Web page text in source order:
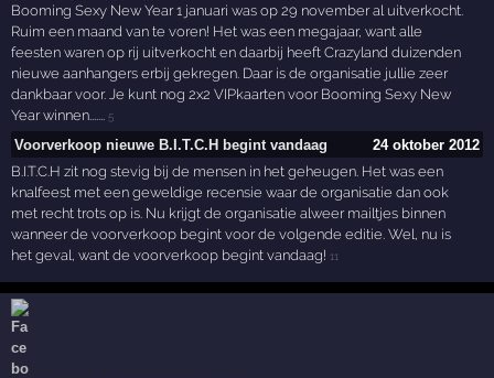
Booming Sexy New Year 1 januari was op 29 november al uitverkocht.
Ruim een maand van te voren! Het was een megajaar, want alle
feesten waren op rij uitverkocht en daarbij heeft Crazyland duizenden
nieuwe aanhangers erbij gekregen. Daar is de organisatie jullie zeer
dankbaar voor. Je kunt nog 2x2 VIPkaarten voor Booming Sexy New
Year winnen.......5
Voorverkoop nieuwe B.I.T.C.H begint vandaag
24 oktober 2012
B.I.T.C.H zit nog stevig bij de mensen in het geheugen. Het was een
knalfeest met een geweldige recensie waar de organisatie dan ook
met recht trots op is. Nu krijgt de organisatie alweer mailtjes binnen
wanneer de voorverkoop begint voor de volgende editie. Wel, nu is
het geval, want de voorverkoop begint vandaag! 11